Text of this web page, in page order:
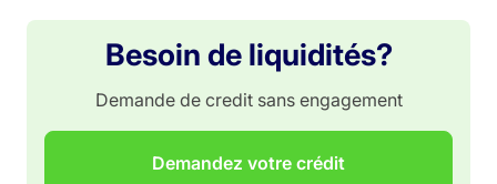
Besoin de liquidités?
Demande de credit sans engagement
Demandez votre crédit